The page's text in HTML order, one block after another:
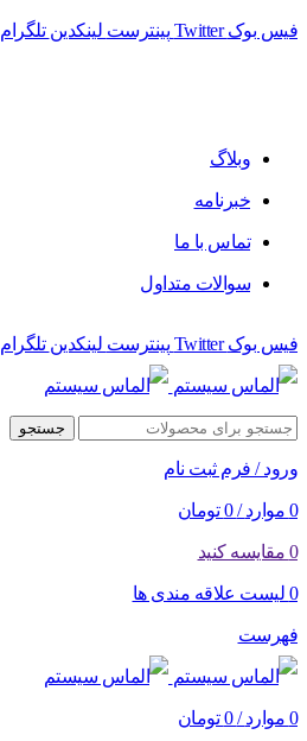
فیس بوک Twitter پینترست لینکدین تلگرام
وبلاگ
خبرنامه
تماس با ما
سوالات متداول
فیس بوک Twitter پینترست لینکدین تلگرام
جستجو
ورود / فرم ثبت نام
0 موارد /
0 تومان
0 مقایسه کنید
0 لیست علاقه مندی ها
فهرست
0 موارد /
0 تومان